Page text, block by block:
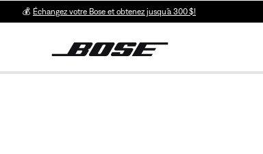
💰 Échangez votre Bose et obtenez jusqu’à 300 $!